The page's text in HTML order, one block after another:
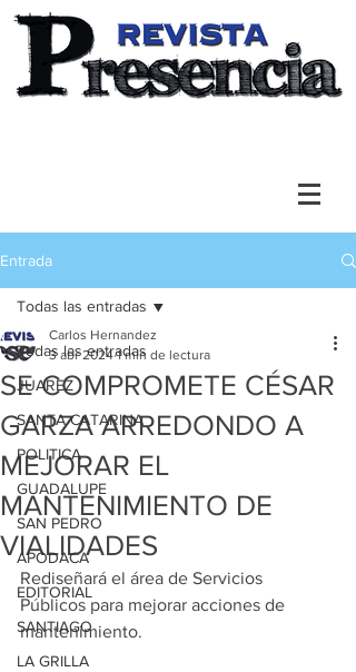
Entrada
Todas las entradas
JUAREZ
SANTA CATARINA
POLITICA
GUADALUPE
SAN PEDRO
APODACA
EDITORIAL
SANTIAGO
LA GRILLA
Todas las entradas
SE COMPROMETE CÉSAR
GARZA ARREDONDO A
MEJORAR EL
MANTENIMIENTO DE
VIALIDADES
Carlos Hernandez
3 abr 2024 1 min de lectura
Rediseñará el área de Servicios
Públicos para mejorar acciones de
mantenimiento.